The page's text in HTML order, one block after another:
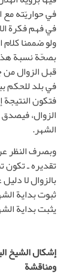
في حواريّته مع
في فهم فكرة
ولو ضممنا
بصحّة نسبة هذا
قبل الزوال
في بلد للحكم
فتكون النتيجة
الزوال، فيصدق
الشهر.
وبصرف النظر
تقديره ـ تكون
بالزوال لا
ثبوت بداية
يثبت بداية
إشكال الشيخ
ومناقشة